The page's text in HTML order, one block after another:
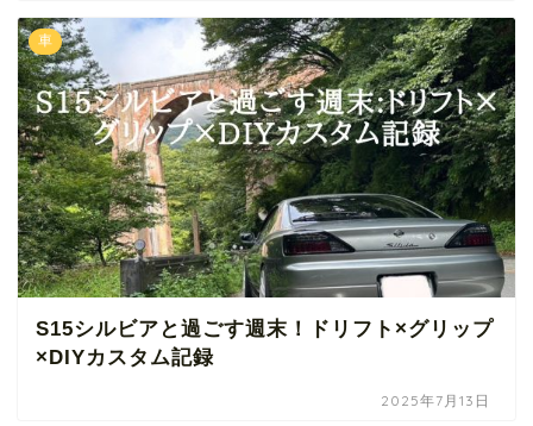
車
S15シルビアと過ごす週末！ドリフト×グリップ
×DIYカスタム記録
2025年7月13日